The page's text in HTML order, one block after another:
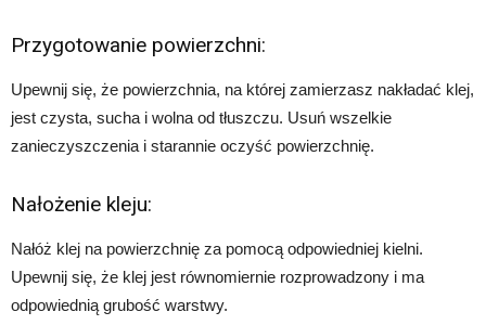
Przygotowanie powierzchni:
Upewnij się, że powierzchnia, na której zamierzasz nakładać klej,
jest czysta, sucha i wolna od tłuszczu. Usuń wszelkie
zanieczyszczenia i starannie oczyść powierzchnię.
Nałożenie kleju:
Nałóż klej na powierzchnię za pomocą odpowiedniej kielni.
Upewnij się, że klej jest równomiernie rozprowadzony i ma
odpowiednią grubość warstwy.